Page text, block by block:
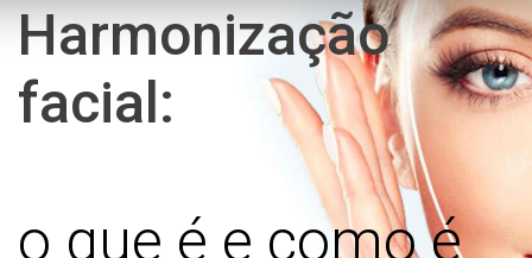
Harmonização
facial:
o que é e como é